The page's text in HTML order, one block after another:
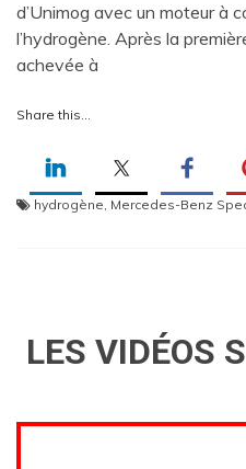
d’Unimog avec un moteur à
l’hydrogène. Après la
achevée à
Share this...
hydrogène, Mercedes-Benz
LES VIDÉOS